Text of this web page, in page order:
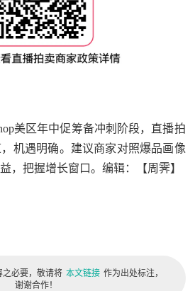
美区年中促筹备冲刺阶段，直播拍
机遇明确。建议商家对照爆品画像
，把握增长窗口。编辑：【周霁】
之必要，敬请将 本文链接 作为出处标注，
谢谢合作！